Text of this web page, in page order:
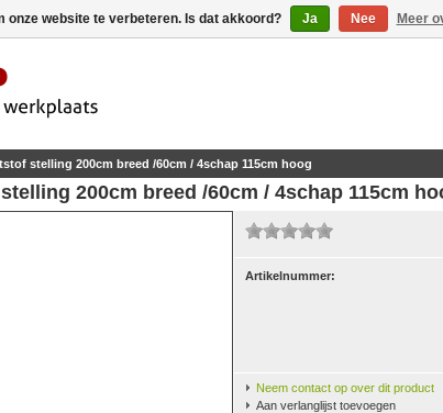
stelling 200cm breed /60cm / 4schap 115cm hoog
200cm breed /60cm / 4schap 115cm
Artikelnummer:
Neem contact op over dit product
Aan verlanglijst toevoegen
onze website te verbeteren. Is dat akkoord? Ja Nee Meer